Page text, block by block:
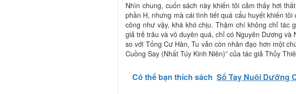
Nhìn chung, cuốn sách này khiến tôi cảm thấy hơi
phần H, nhưng mà cái tình tiết quá cẩu huyết khiến
công như vậy, khá khó chịu. Thậm chí không chỉ tác
giả trẻ trâu và vô duyên quá, chỉ có Nguyên Dương và
so với Tống Cư Hàn, Tu vẫn còn nhân đạo hơn một
Cuồng Say (Nhất Túy Kinh Niên)” của tác giả Thủy
Có thể bạn thích sách Sổ Tay Nuôi Dưỡng